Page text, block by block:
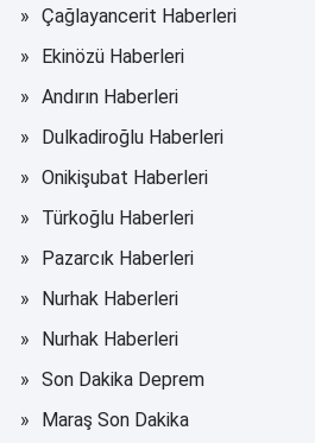
Çağlayancerit Haberleri
Ekinözü Haberleri
Andırın Haberleri
Dulkadiroğlu Haberleri
Onikişubat Haberleri
Türkoğlu Haberleri
Pazarcık Haberleri
Nurhak Haberleri
Nurhak Haberleri
Son Dakika Deprem
Maraş Son Dakika